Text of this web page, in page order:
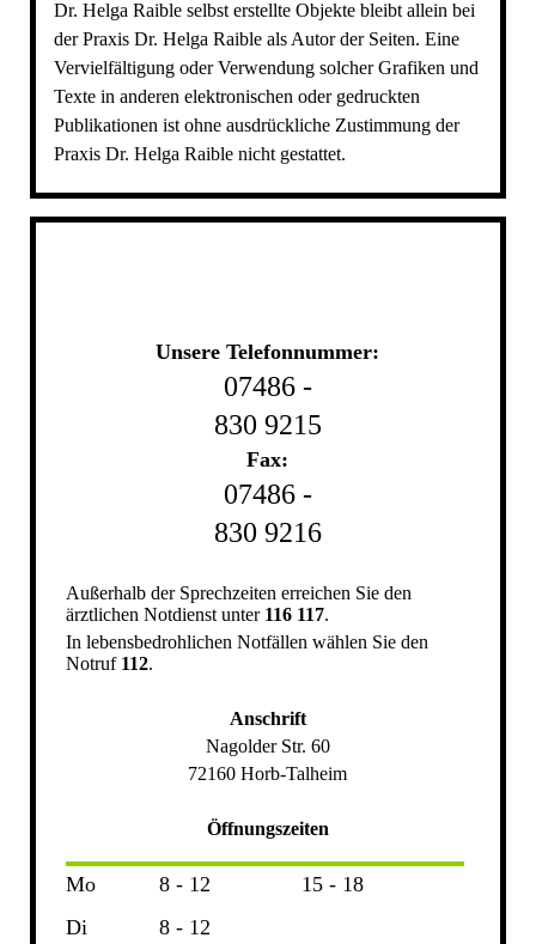
Dr. Helga Raible selbst erstellte Objekte bleibt allein bei
der Praxis Dr. Helga Raible als Autor der Seiten. Eine
Vervielfältigung oder Verwendung solcher Grafiken und
Texte in anderen elektronischen oder gedruckten
Publikationen ist ohne ausdrückliche Zustimmung der
Praxis Dr. Helga Raible nicht gestattet.
Unsere Telefonnummer:
07486 -
830 9215
Fax:
07486 -
830 9216
Außerhalb der Sprechzeiten erreichen Sie den
ärztlichen Notdienst unter 116 117.
In lebensbedrohlichen Notfällen wählen Sie den
Notruf 112.
Anschrift
Nagolder Str. 60
72160 Horb-Talheim
Öffnungszeiten
Mo 8 - 12
15 - 18
Di
8 - 12